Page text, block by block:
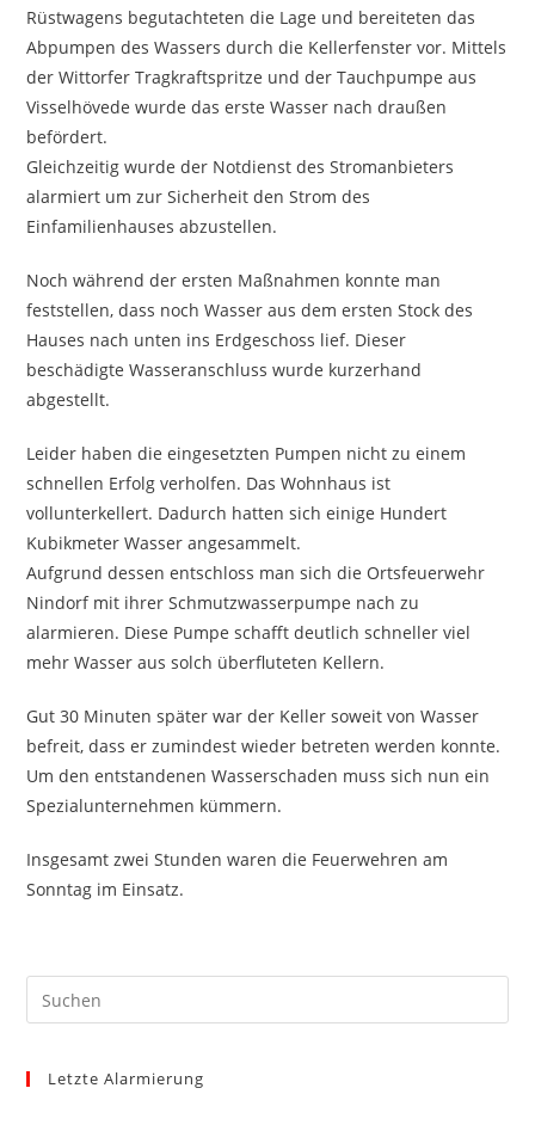
Rüstwagens begutachteten die Lage und bereiteten das
Abpumpen des Wassers durch die Kellerfenster vor. Mittels
der Wittorfer Tragkraftspritze und der Tauchpumpe aus
Visselhövede wurde das erste Wasser nach draußen
befördert.
Gleichzeitig wurde der Notdienst des Stromanbieters
alarmiert um zur Sicherheit den Strom des
Einfamilienhauses abzustellen.
Noch während der ersten Maßnahmen konnte man
feststellen, dass noch Wasser aus dem ersten Stock des
Hauses nach unten ins Erdgeschoss lief. Dieser
beschädigte Wasseranschluss wurde kurzerhand
abgestellt.
Leider haben die eingesetzten Pumpen nicht zu einem
schnellen Erfolg verholfen. Das Wohnhaus ist
vollunterkellert. Dadurch hatten sich einige Hundert
Kubikmeter Wasser angesammelt.
Aufgrund dessen entschloss man sich die Ortsfeuerwehr
Nindorf mit ihrer Schmutzwasserpumpe nach zu
alarmieren. Diese Pumpe schafft deutlich schneller viel
mehr Wasser aus solch überfluteten Kellern.
Gut 30 Minuten später war der Keller soweit von Wasser
befreit, dass er zumindest wieder betreten werden konnte.
Um den entstandenen Wasserschaden muss sich nun ein
Spezialunternehmen kümmern.
Insgesamt zwei Stunden waren die Feuerwehren am
Sonntag im Einsatz.
Letzte Alarmierung